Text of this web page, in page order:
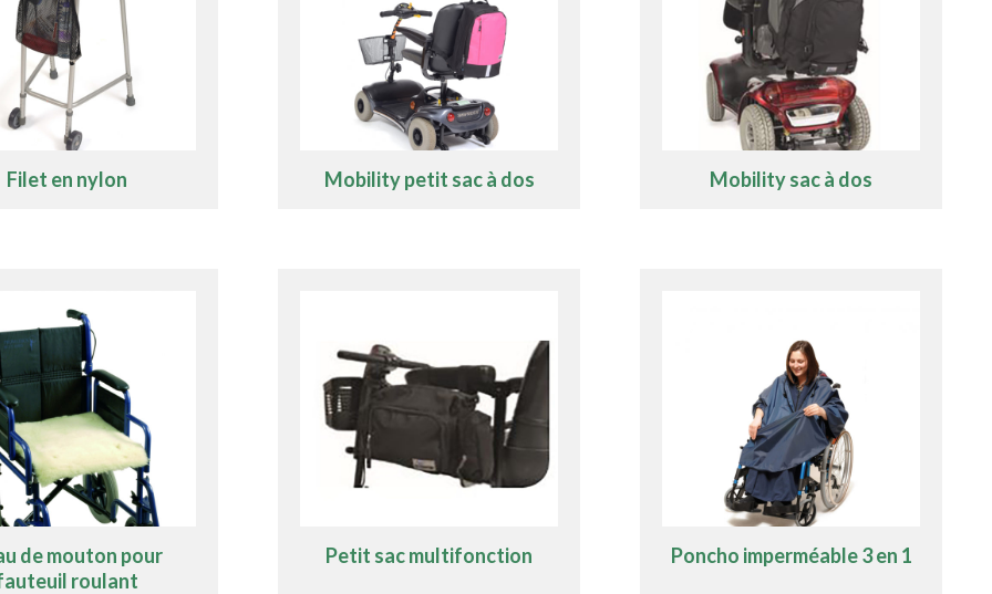
Filet en nylon Mobility petit sac à dos Mobility sac à dos
de mouton pour
roulant
Petit sac multifonction Poncho imperméable 3 en 1